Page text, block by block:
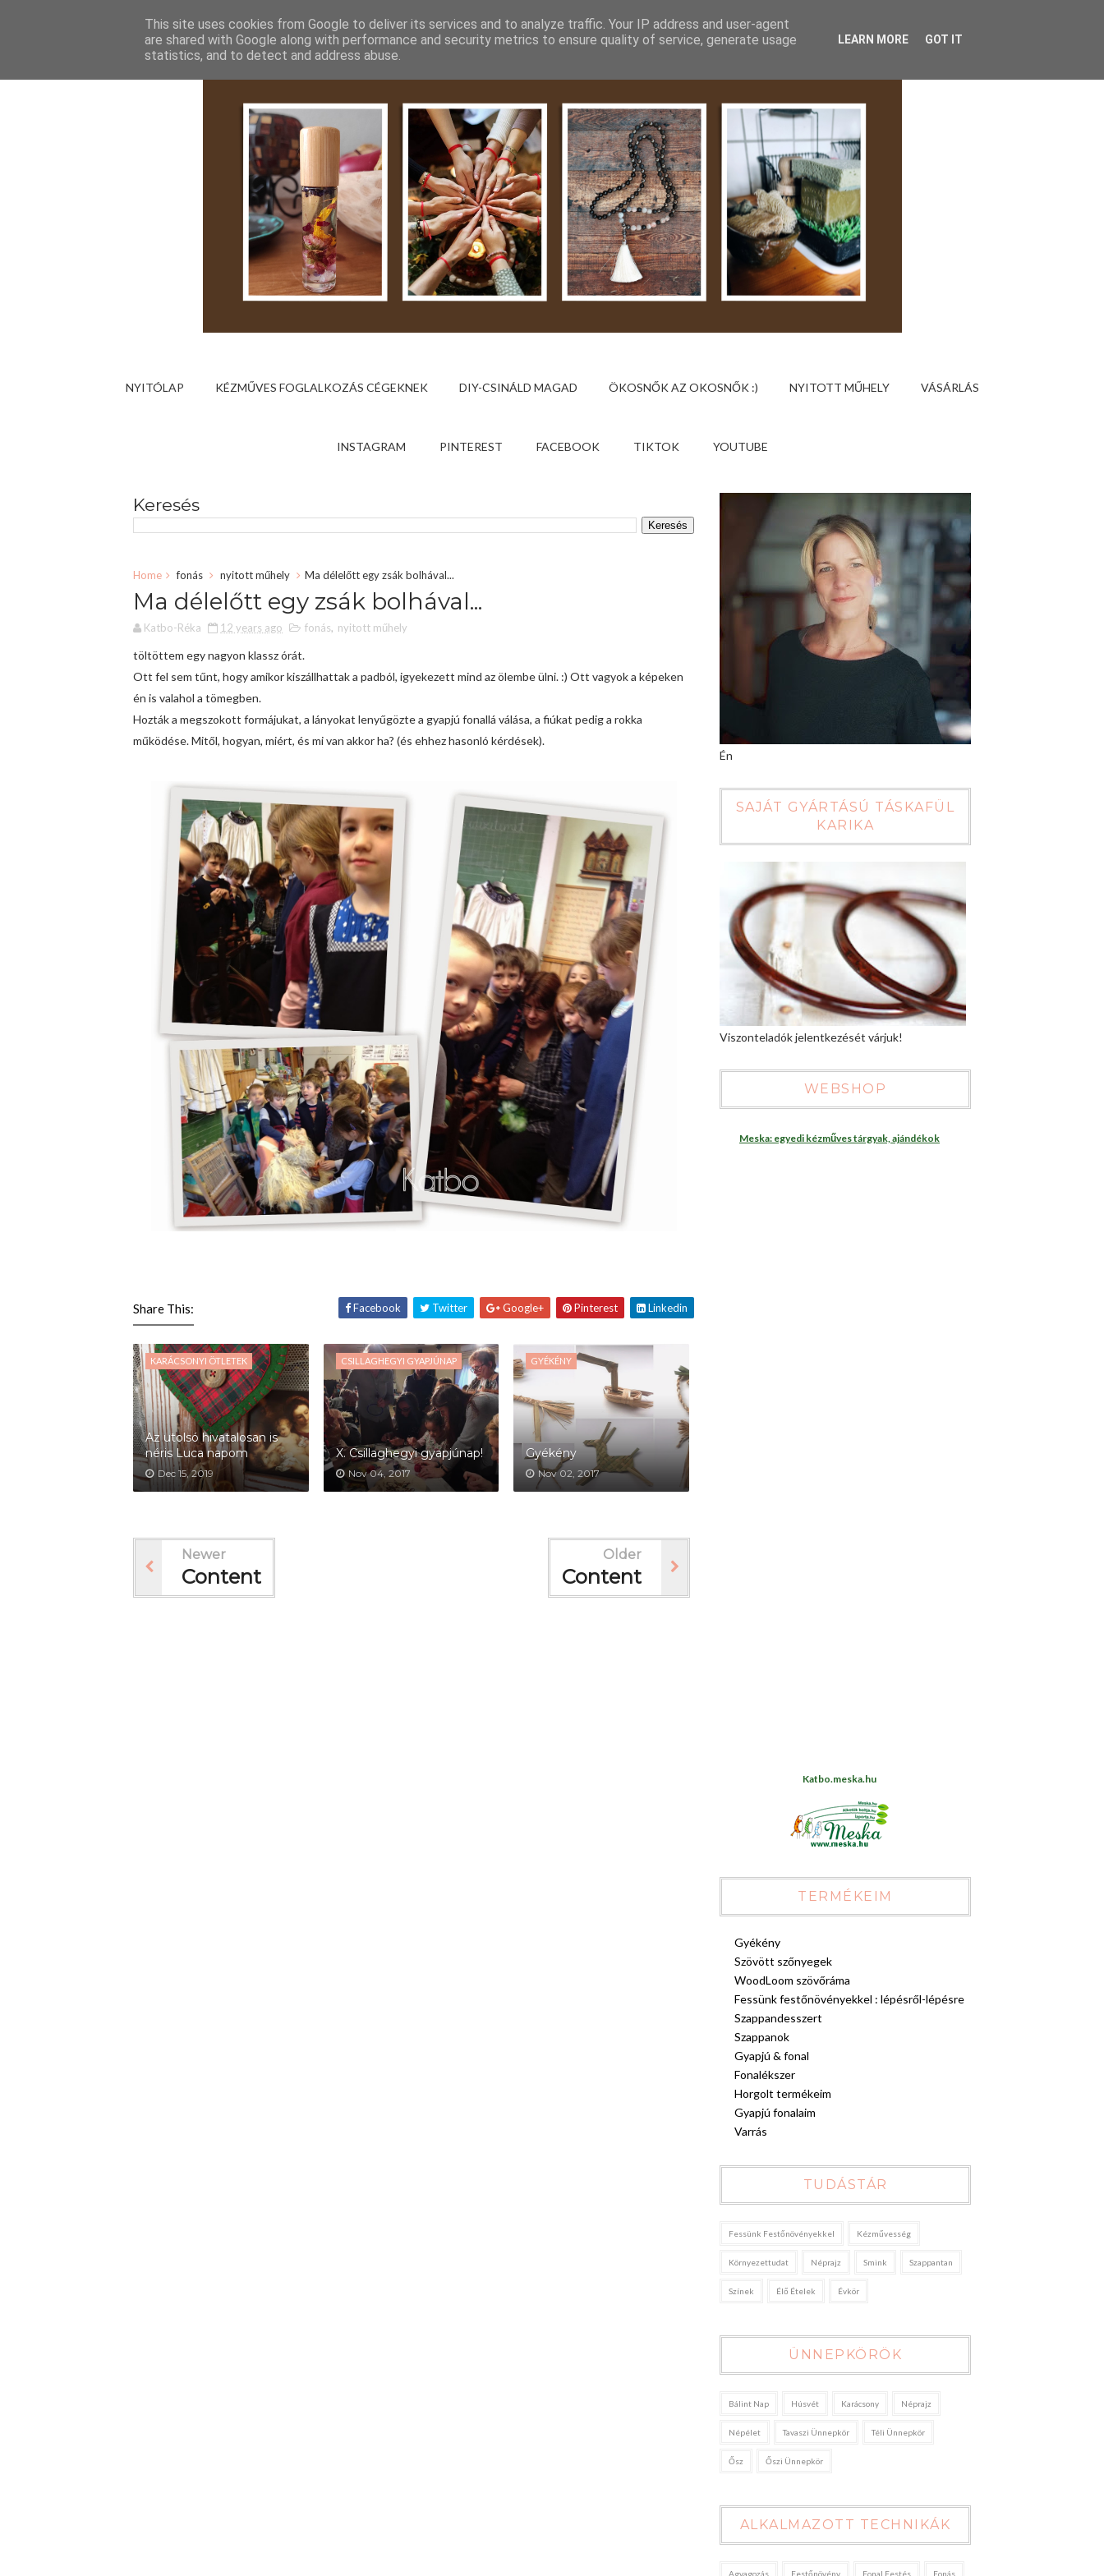
NYITÓLAP KÉZMŰVES FOGLALKOZÁS CÉGEKNEK DIY-CSINÁLD MAGAD ÖKOSNŐK AZ OKOSNŐK :) NYITOTT MŰHELY VÁSÁRLÁS
INSTAGRAM PINTEREST FACEBOOK TIKTOK YOUTUBE
Keresés
Home fonás nyitott műhely Ma délelőtt egy zsák bolhával...
Ma délelőtt egy zsák bolhával...
Katbo-Réka 12 years ago fonás, nyitott műhely
töltöttem egy nagyon klassz órát.
Ott fel sem tűnt, hogy amikor kiszállhattak a padból, igyekezett mind az ölembe ülni. :) Ott vagyok a képeken
én is valahol a tömegben.
Hozták a megszokott formájukat, a lányokat lenyűgözte a gyapjú fonallá válása, a fiúkat pedig a rokka
működése. Mitől, hogyan, miért, és mi van akkor ha? (és ehhez hasonló kérdések).
Share This: Facebook Twitter Google+ Pinterest Linkedin
KARÁCSONYI ÖTLETEK
Az utolsó hivatalosan is
néris Luca napom
Dec 15, 2019
CSILLAGHEGYI GYAPJÚNAP
X. Csillaghegyi gyapjúnap!
Nov 04, 2017
GYÉKÉNY
Gyékény
Nov 02, 2017
Newer
Content
Older
Content
Én
SAJÁT GYÁRTÁSÚ TÁSKAFÜL
KARIKA
Viszonteladók jelentkezését várjuk!
WEBSHOP
Meska: egyedi kézműves tárgyak, ajándékok
Katbo.meska.hu
TERMÉKEIM
Gyékény
Szövött szőnyegek
WoodLoom szövőráma
Fessünk festőnövényekkel : lépésről-lépésre
Szappandesszert
Szappanok
Gyapjú & fonal
Fonalékszer
Horgolt termékeim
Gyapjú fonalaim
Varrás
TUDÁSTÁR
Fessünk Festőnövényekkel Kézművesség
Környezettudat Néprajz Smink Szappantan
Színek Élő Ételek Évkör
ÜNNEPKÖRÖK
Bálint Nap Húsvét Karácsony Néprajz
Népélet Tavaszi Ünnepkör Téli Ünnepkör
Ősz Őszi Ünnepkör
ALKALMAZOTT TECHNIKÁK
Agyagozás Festőnövény Fonal Festés Fonás
This site uses cookies from Google to deliver its services and to analyze traffic. Your IP address and user-agent
are shared with Google along with performance and security metrics to ensure quality of service, generate usage
statistics, and to detect and address abuse.
LEARN MORE GOT IT